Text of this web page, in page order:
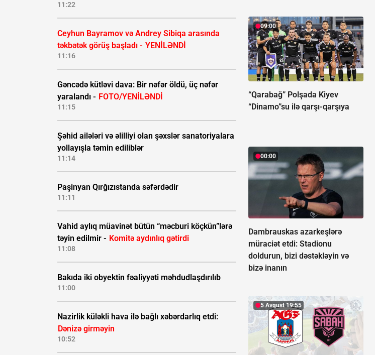
11:22
Ceyhun Bayramov və Andrey Sibiqa arasında
təkbətək görüş başladı - YENİLƏNDİ
11:16
Gəncədə kütləvi dava: Bir nəfər öldü, üç nəfər
yaralandı - FOTO/YENİLƏNDİ
11:15
Şəhid ailələri və əlilliyi olan şəxslər sanatoriyalara
yollayışla təmin ediliblər
11:14
Paşinyan Qırğızıstanda səfərdədir
11:11
Vahid aylıq müavinət bütün “məcburi köçkün”lərə
təyin edilmir - Komitə aydınlıq gətirdi
11:08
Bakıda iki obyektin fəaliyyəti məhdudlaşdırılıb
11:00
Nazirlik küləkli hava ilə bağlı xəbərdarlıq etdi:
Dənizə girməyin
10:52
09:00
“Qarabağ” Polşada Kiyev
“Dinamo”su ilə qarşı-qarşıya
00:00
Dambrauskas azarkeşlərə
müraciət etdi: Stadionu
doldurun, bizi dəstəkləyin və
bizə inanın
5 Avqust 19:55